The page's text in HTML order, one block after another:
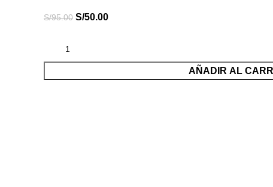
S/95.00 S/50.00
AÑADIR AL